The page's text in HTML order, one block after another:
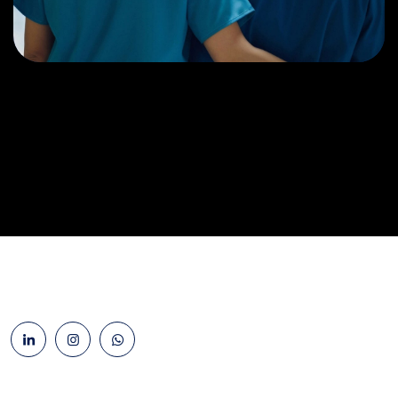
Treatments
Congestive Heart